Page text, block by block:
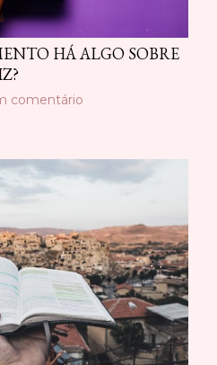
HÁ ALGO SOBRE
comentário